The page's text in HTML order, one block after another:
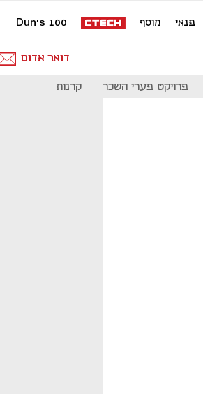
פנאי מוסף Dun's 100
דואר אדום
פרויקט פערי השכר קרנות